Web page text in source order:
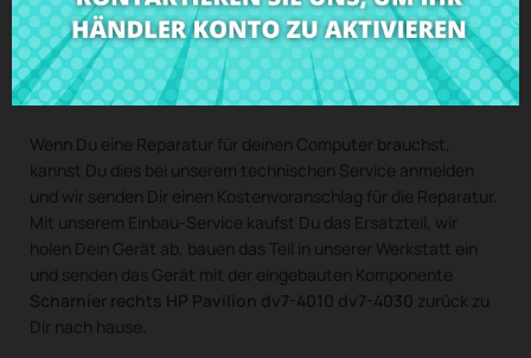
KaufeScharnier rechts HP Pavilion dv7-4010 dv7-4030zum
besten Preis bei CRParts - GEBRAUCHTES
ORIGINALPRODUKT - auch mit unserem Einbau-Service
verfügbar.
Wenn Du eine Reparatur für deinen Computer brauchst,
kannst Du dies bei unserem technischen Service anmelden
und wir senden Dir einen Kostenvoranschlag für die Reparatur.
Mit unserem Einbau-Service kaufst Du das Ersatzteil, wir
holen Dein Gerät ab, bauen das Teil in unserer Werkstatt ein
und senden das Gerät mit der eingebauten Komponente
Scharnier rechts HP Pavilion dv7-4010 dv7-4030 zurück zu
Dir nach hause.